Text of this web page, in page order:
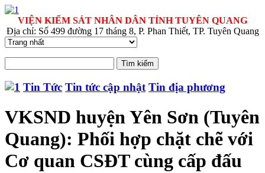
VIỆN KIỂM SÁT NHÂN DÂN TỈNH TUYÊN QUANG
Địa chỉ: Số 499 đường 17 tháng 8, P. Phan Thiết, TP. Tuyên Quang
Tin Tức Tin tức cập nhật Tin địa phương
VKSND huyện Yên Sơn (Tuyên
Quang): Phối hợp chặt chẽ với
Cơ quan CSĐT cùng cấp đấu